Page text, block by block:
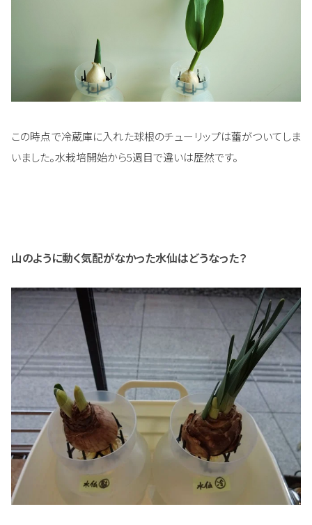
この時点で冷蔵庫に入れた球根のチューリップは蕾がついてしま
いました。水栽培開始から5週目で違いは歴然です。
山のように動く気配がなかった水仙はどうなった？